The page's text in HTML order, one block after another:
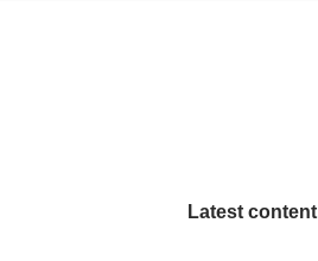
Latest content